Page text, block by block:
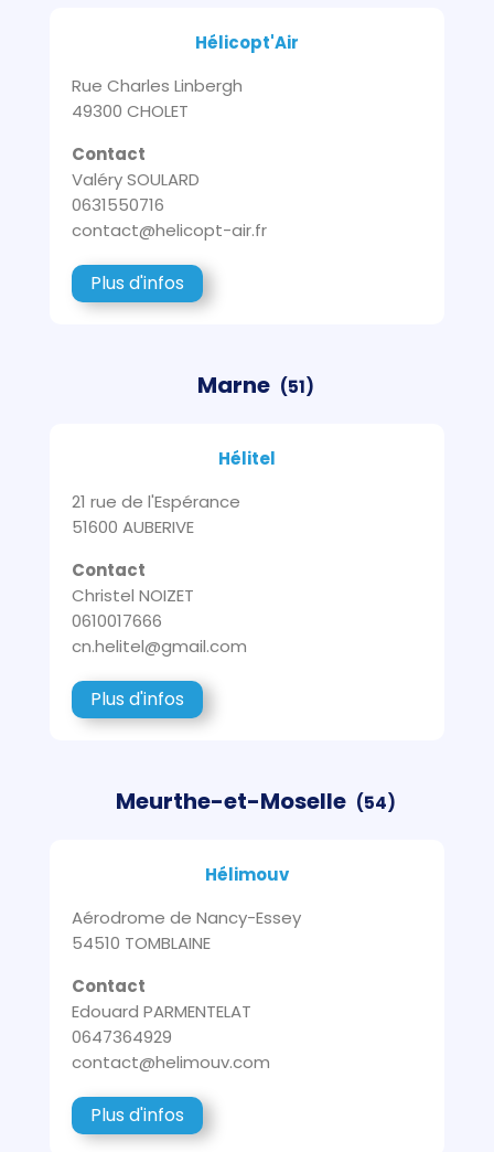
Hélicopt'Air
Rue Charles Linbergh
49300 CHOLET
Contact
Valéry SOULARD
0631550716
contact@helicopt-air.fr
Plus d'infos
Marne (51)
Hélitel
21 rue de l'Espérance
51600 AUBERIVE
Contact
Christel NOIZET
0610017666
cn.helitel@gmail.com
Plus d'infos
Meurthe-et-Moselle (54)
Hélimouv
Aérodrome de Nancy-Essey
54510 TOMBLAINE
Contact
Edouard PARMENTELAT
0647364929
contact@helimouv.com
Plus d'infos